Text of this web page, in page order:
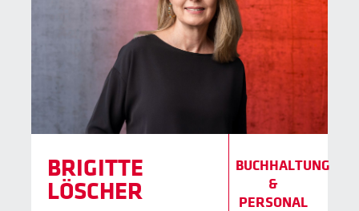
BRIGITTE
LÖSCHER
BUCHHALTUNG
&
PERSONAL